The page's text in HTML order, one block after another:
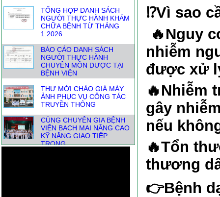
TỔNG HỢP DANH SÁCH
NGƯỜI THỰC HÀNH KHÁM
CHỮA BỆNH TỪ THÁNG
1.2026
BÁO CÁO DANH SÁCH
NGƯỜI THỰC HÀNH
CHUYÊN MÔN DƯỢC TẠI
BỆNH VIỆN
THƯ MỜI CHÀO GIÁ MÁY
ẢNH PHỤC VỤ CÔNG TÁC
TRUYỀN THÔNG
CÙNG CHUYÊN GIA BỆNH
VIỆN BẠCH MAI NÂNG CAO
KỸ NĂNG GIAO TIẾP
TRONG . . .
⁉️Vì sao
🔥Nguy
nhiễm
được xử
🔥Nhiễm
gây
nếu
🔥Tổn
thương
👉Bệnh